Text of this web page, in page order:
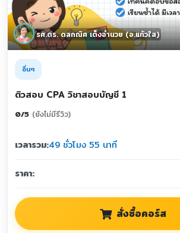
รศ.ดร. ดลกณิศ เต็งอำนวย (อ.แก้วใส)
อื่นๆ
ติวสอบ CPA วิชาสอบบัญชี 1
0/5 (ยังไม่มีรีวิว)
เวลารวม:49 ชั่วโมง 55 นาที
ราคา:
สั่งซื้อคอร์ส